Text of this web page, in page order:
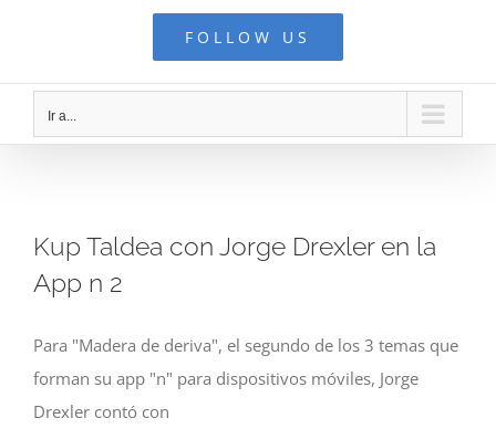
FOLLOW US
Ir a...
Kup Taldea con Jorge Drexler en la
App n 2
Para "Madera de deriva", el segundo de los 3 temas que
forman su app "n" para dispositivos móviles, Jorge
Drexler contó con